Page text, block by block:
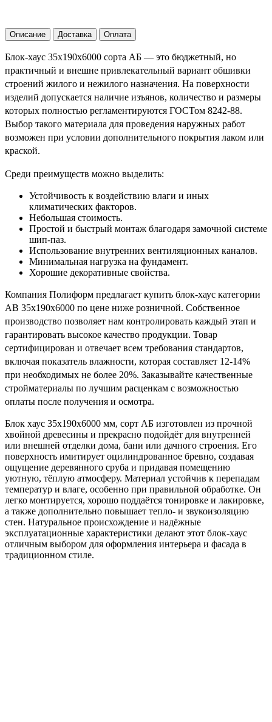
Описание Доставка Оплата
Блок-хаус 35х190х6000 сорта АБ — это бюджетный, но
практичный и внешне привлекательный вариант обшивки
строений жилого и нежилого назначения. На поверхности
изделий допускается наличие изъянов, количество и размеры
которых полностью регламентируются ГОСТом 8242-88.
Выбор такого материала для проведения наружных работ
возможен при условии дополнительного покрытия лаком или
краской.
Среди преимуществ можно выделить:
Устойчивость к воздействию влаги и иных
климатических факторов.
Небольшая стоимость.
Простой и быстрый монтаж благодаря замочной системе
шип-паз.
Использование внутренних вентиляционных каналов.
Минимальная нагрузка на фундамент.
Хорошие декоративные свойства.
Компания Полиформ предлагает купить блок-хаус категории
АВ 35х190х6000 по цене ниже розничной. Собственное
производство позволяет нам контролировать каждый этап и
гарантировать высокое качество продукции. Товар
сертифицирован и отвечает всем требования стандартов,
включая показатель влажности, которая составляет 12-14%
при необходимых не более 20%. Заказывайте качественные
стройматериалы по лучшим расценкам с возможностью
оплаты после получения и осмотра.
Блок хаус 35х190х6000 мм, сорт АБ изготовлен из прочной
хвойной древесины и прекрасно подойдёт для внутренней
или внешней отделки дома, бани или дачного строения. Его
поверхность имитирует оцилиндрованное бревно, создавая
ощущение деревянного сруба и придавая помещению
уютную, тёплую атмосферу. Материал устойчив к перепадам
температур и влаге, особенно при правильной обработке. Он
легко монтируется, хорошо поддаётся тонировке и лакировке,
а также дополнительно повышает тепло- и звукоизоляцию
стен. Натуральное происхождение и надёжные
эксплуатационные характеристики делают этот блок-хаус
отличным выбором для оформления интерьера и фасада в
традиционном стиле.